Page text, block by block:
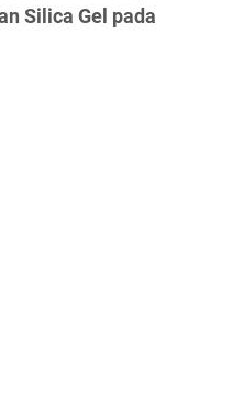
Silica Gel pada